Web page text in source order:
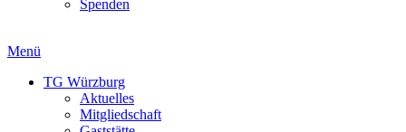
Spenden
Menü
TG Würzburg
Aktuelles
Mitgliedschaft